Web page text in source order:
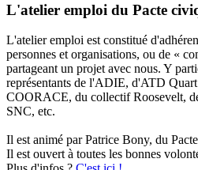
L'atelier emploi du Pacte
L'atelier emploi est constitué
personnes et organisations, ou de «
partageant un projet avec nous. Y
représentants de l'ADIE, d'ATD
COORACE, du collectif Roosevelt,
SNC, etc.
Il est animé par Patrice Bony, du
Il est ouvert à toutes les bonnes